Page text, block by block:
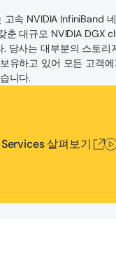
고속 NVIDIA InfiniBand
춘 대규모 NVIDIA DGX
당사는 대부분의 스토리
유하고 있어 모든 고객
니다.
살펴보기
살펴보기